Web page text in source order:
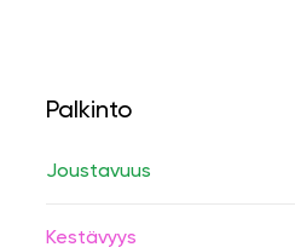
Palkinto
Joustavuus
Kestävyys